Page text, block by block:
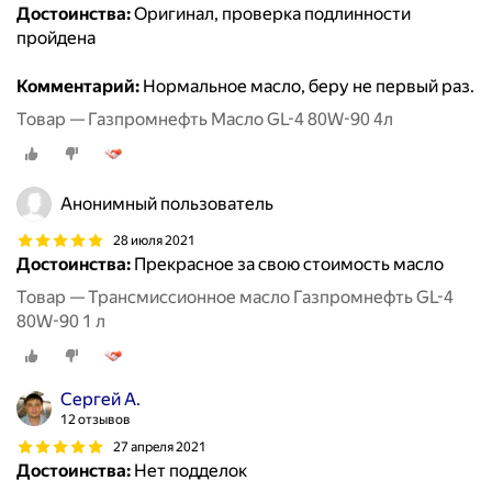
Достоинства:Оригинал, проверка подлинности
пройдена
Комментарий: Нормальное масло, беру не первый раз.
Товар — Газпромнефть Масло GL-4 80W-90 4л
Анонимный пользователь
28 июля 2021
Достоинства: Прекрасное за свою стоимость масло
Товар — Трансмиссионное масло Газпромнефть GL-4
80W-90 1 л
Сергей А.
12 отзывов
27 апреля 2021
Достоинства: Нет подделок